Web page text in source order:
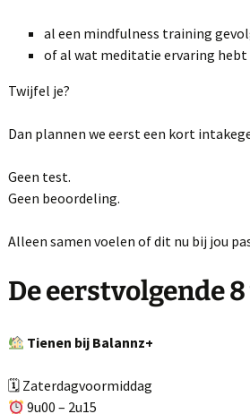
al een mindfulness training
of al wat meditatie ervaring
Twijfel je?
Dan plannen we eerst een kort
Geen test.
Geen beoordeling.
Alleen samen voelen of dit nu bij jou
De eerstvolgende
Tienen bij Balannz+
🗓 Zaterdagvoormiddag
9u00 – 2u15